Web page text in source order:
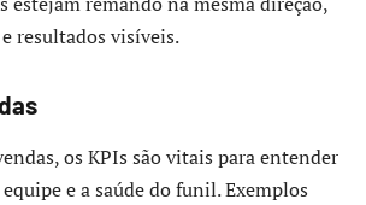
resultados visíveis.
os KPIs são vitais para entender
e a saúde do funil. Exemplos